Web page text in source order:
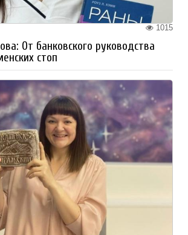
1015
От банковского руководства
стоп